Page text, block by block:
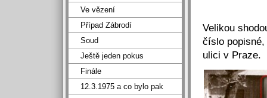
Ve vězení
Případ Zábrodí
Soud
Ještě jeden pokus
Finále
12.3.1975 a co bylo pak
Velikou
číslo
ulici v Praze.